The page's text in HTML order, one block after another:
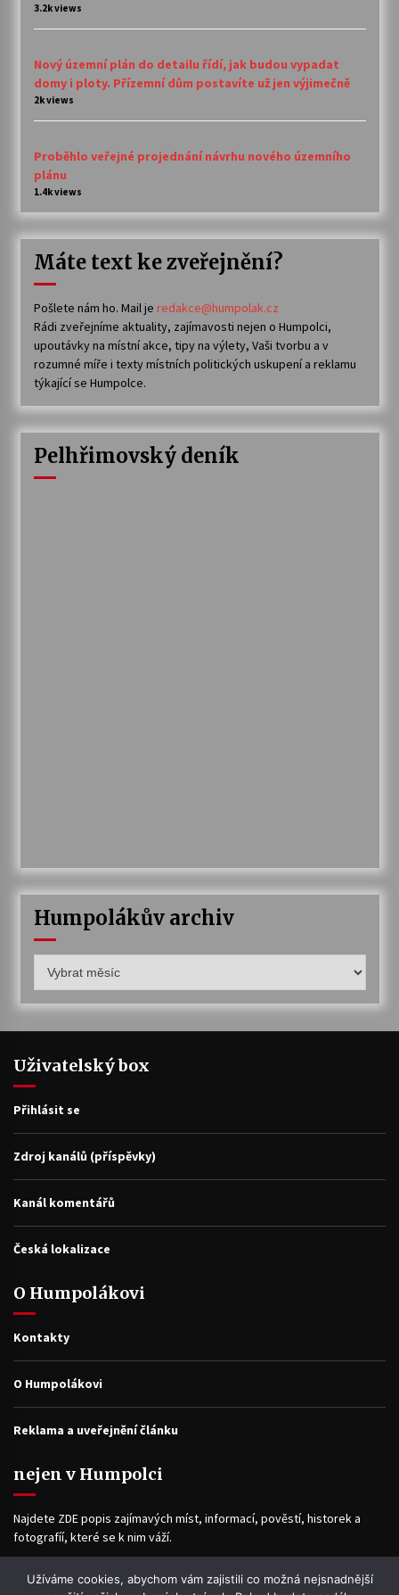
3.2k views
Nový územní plán do detailu řídí, jak budou vypadat
domy i ploty. Přízemní dům postavíte už jen výjimečně
2k views
Proběhlo veřejné projednání návrhu nového územního
plánu
1.4k views
Máte text ke zveřejnění?
Pošlete nám ho. Mail je redakce@humpolak.cz
Rádi zveřejníme aktuality, zajímavosti nejen o Humpolci,
upoutávky na místní akce, tipy na výlety, Vaši tvorbu a v
rozumné míře i texty místních politických uskupení a reklamu
týkající se Humpolce.
Pelhřimovský deník
Humpolákův archiv
archiv
Uživatelský box
Přihlásit se
Zdroj kanálů (příspěvky)
Kanál komentářů
Česká lokalizace
O Humpolákovi
Kontakty
O Humpolákovi
Reklama a uveřejnění článku
nejen v Humpolci
Najdete ZDE popis zajímavých míst, informací, pověstí, historek a
fotografíí, které se k nim váží.
Užíváme cookies, abychom vám zajistili co možná nejsnadnější